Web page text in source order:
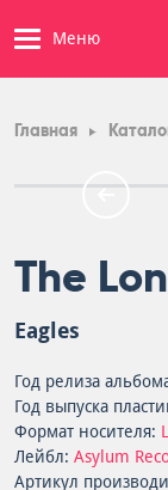
Меню
Главная
The
Eagles
Год релиза
Год выпуска
Формат носителя:
Лейбл: Asylum
Артикул